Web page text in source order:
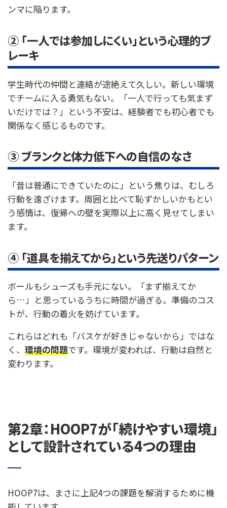
ンマに陥ります。
② 「一人では参加しにくい」という心理的ブ
レーキ
学生時代の仲間と連絡が途絶えて久しい。新しい環境
でチームに入る勇気もない。「一人で行っても気まず
いだけでは？」という不安は、経験者でも初心者でも
関係なく感じるものです。
③ ブランクと体力低下への自信のなさ
「昔は普通にできていたのに」という焦りは、むしろ
行動を遠ざけます。周囲と比べて恥ずかしいかもとい
う感情は、復帰への壁を実際以上に高く見せてしまい
ます。
④ 「道具を揃えてから」という先送りパターン
ボールもシューズも手元にない。「まず揃えてか
ら…」と思っているうちに時間が過ぎる。準備のコス
トが、行動の着火を妨げています。
これらはどれも「バスケが好きじゃないから」ではな
く、 環境の問題です。環境が変われば、行動は自然と
変わります。
第2章：HOOP7が「続けやすい環境」
として設計されている4つの理由
HOOP7は、まさに上記4つの課題を解消するために機